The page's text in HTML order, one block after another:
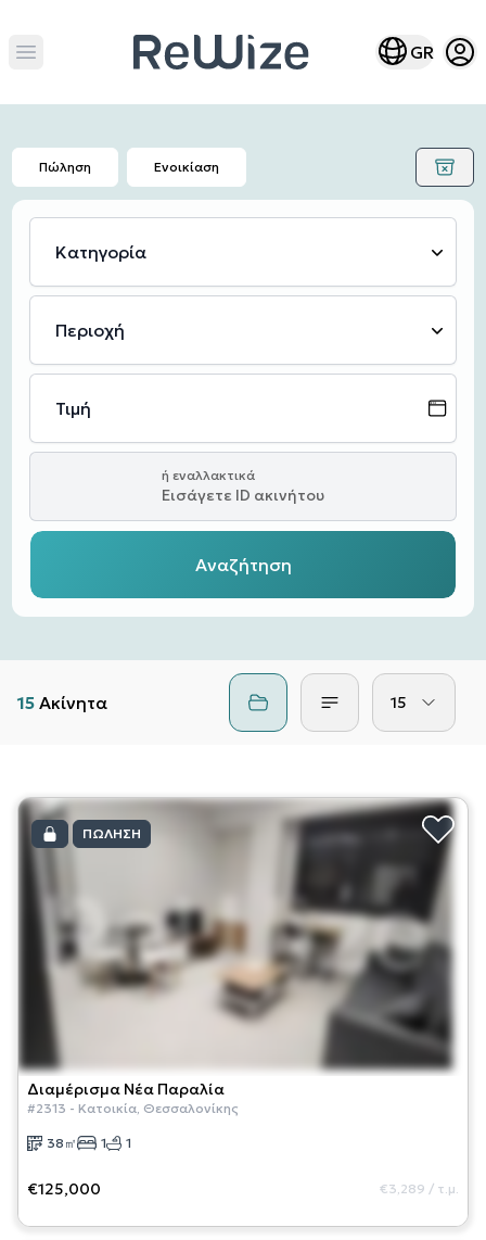
Open main menu
Open lang
GR
Πώληση Ενοικίαση
Κατηγορία
Περιοχή
Τιμή
ή εναλλακτικά
Εισάγετε ID ακινήτου
Αναζήτηση
15 Ακίνητα 15
ΠΏΛΗΣΗ
Διαμέρισμα Νέα Παραλία
#2313 - Κατοικία, Θεσσαλονίκης
38 ㎡ 1 1
€125,000 €3,289 / τ.μ.